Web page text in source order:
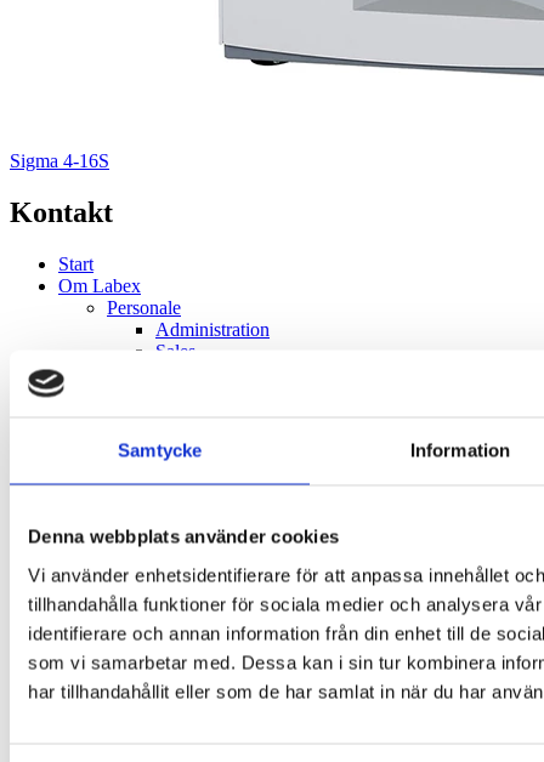
Samtycke Information
Denna webbplats använder cookies
Vi använder enhetsidentifierare för att anpassa innehållet
tillhandahålla funktioner för sociala medier och analysera
identifierare och annan information från din enhet till de
som vi samarbetar med. Dessa kan i sin tur kombinera
har tillhandahållit eller som de har samlat in när du har
Sigma 4-16S
Kontakt
Start
Om Labex
Personale
Administration
Sales
Kvalitet & holdbarhed
Healthcare
Komponentfremstilling
HLA Typning & Antistoffdiagnostikk
Klinisk Mikrobiologi
Centrifugering
Transfusion
Koagulation
Hæmatologi
Forgiftninger
Life Science